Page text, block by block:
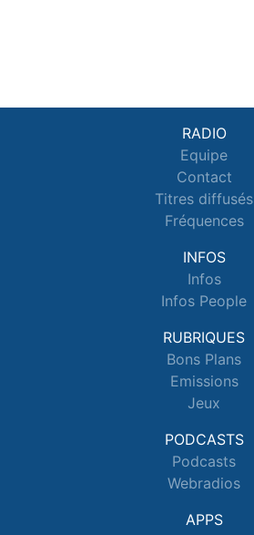
RADIO
Equipe
Contact
Titres diffusés
Fréquences
INFOS
Infos
Infos People
RUBRIQUES
Bons Plans
Emissions
Jeux
PODCASTS
Podcasts
Webradios
APPS